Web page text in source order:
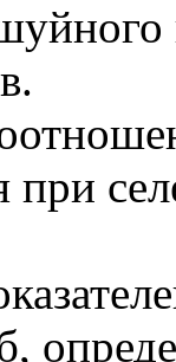
при